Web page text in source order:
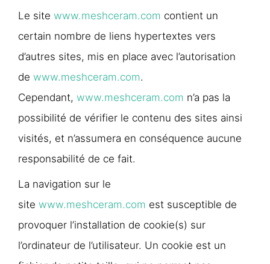
Le site www.meshceram.com contient un
certain nombre de liens hypertextes vers
d’autres sites, mis en place avec l’autorisation
de www.meshceram.com.
Cependant, www.meshceram.com n’a pas la
possibilité de vérifier le contenu des sites ainsi
visités, et n’assumera en conséquence aucune
responsabilité de ce fait.
La navigation sur le
site www.meshceram.com est susceptible de
provoquer l’installation de cookie(s) sur
l’ordinateur de l’utilisateur. Un cookie est un